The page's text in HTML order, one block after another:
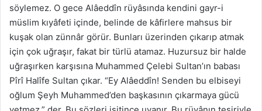
söylemez. O gece Alâeddîn rüyâsında kendini gayr-i
müslim kıyâfeti içinde, belinde de kâfirlere mahsus bir
kuşak olan zünnâr görür. Bunları üzerinden çıkarıp atmak
için çok uğraşır, fakat bir türlü atamaz. Huzursuz bir halde
uğraşırken karşısına Muhammed Çelebi Sultan’ın babası
Pîrî Halîfe Sultan çıkar. “Ey Alâeddîn! Senden bu elbiseyi
oğlum Şeyh Muhammed’den başkasının çıkarmaya gücü